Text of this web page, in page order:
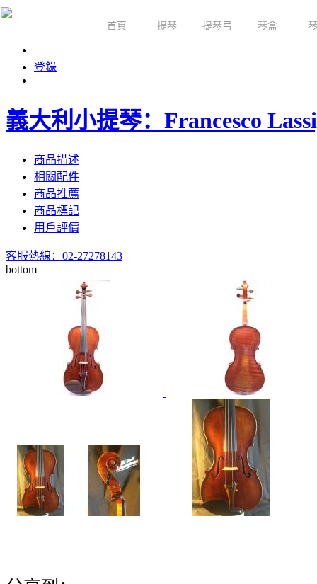
首頁 提琴 提琴弓 琴盒
登錄
義大利小提琴：Francesco
商品描述
相關配件
商品推薦
商品標記
用戶評價
客服熱線：02-27278143
bottom